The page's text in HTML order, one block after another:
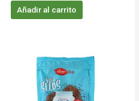
Añadir al carrito